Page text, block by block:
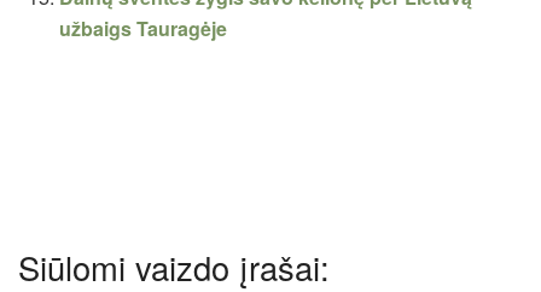
užbaigs Tauragėje
Siūlomi vaizdo įrašai: